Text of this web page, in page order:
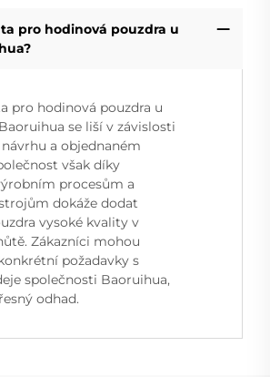
pro hodinová pouzdra u
pro hodinová pouzdra u
se liší v závislosti
a objednaném
však díky
procesům a
dokáže dodat
vysoké kvality v
Zákazníci mohou
požadavky s
společnosti Baoruihua,
odhad.